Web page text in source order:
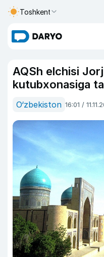
Toshkent
AQSh elchisi
kutubxonasiga
O‘zbekiston 16:01 /